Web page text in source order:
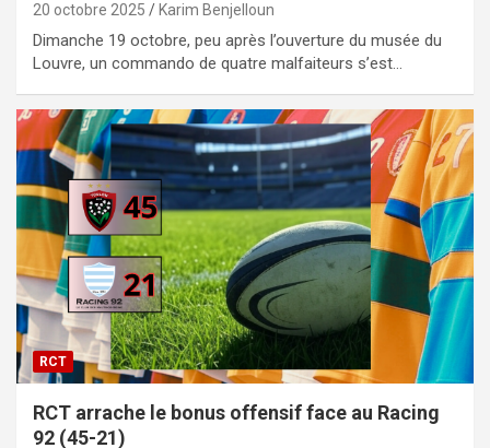
20 octobre 2025 Karim Benjelloun
Dimanche 19 octobre, peu après l’ouverture du musée du
Louvre, un commando de quatre malfaiteurs s’est…
RCT
RCT arrache le bonus offensif face au Racing
92 (45-21)